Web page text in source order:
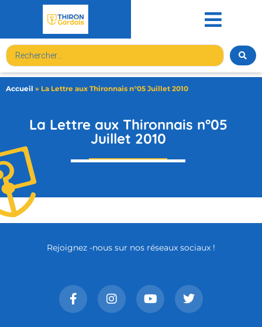
Accueil » La Lettre aux Thironnais n°05 Juillet 2010
La Lettre aux Thironnais n°05
Juillet 2010
Rejoignez -nous sur nos réseaux sociaux !